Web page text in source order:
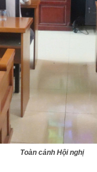
Toàn cảnh Hội nghị